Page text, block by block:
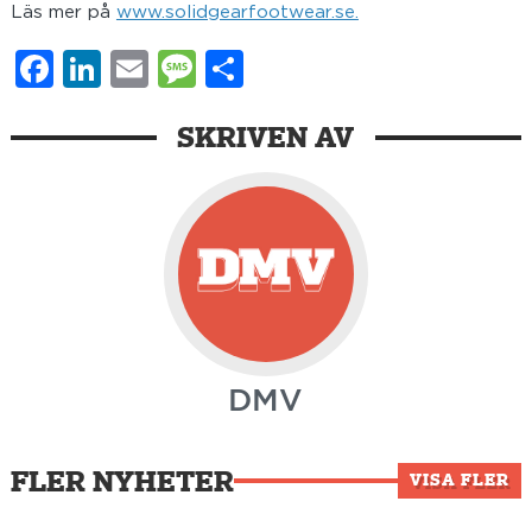
Läs mer på www.solidgearfootwear.se.
Facebook
LinkedIn
EmailMessage
SKRIVEN AV
DMV
FLER NYHETER VISA FLER